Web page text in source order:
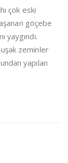
çok eski
göçebe
yaygındı.
zeminler
yapılan